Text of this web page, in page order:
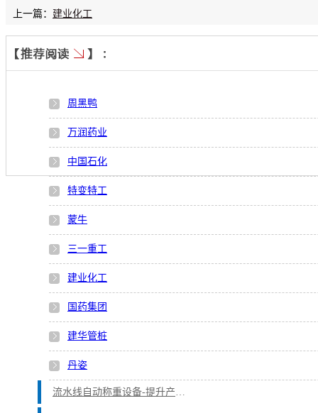
上一篇： 建业化工
周黑鸭
万润药业
中国石化
特变特工
蒙牛
三一重工
建业化工
国药集团
建华管桩
丹姿
流水线自动称重设备-提升产品合格率